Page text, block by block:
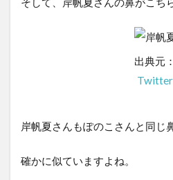
出典元：
Twitter
岸帆夏さんもぽのこさんと同じ
確かに似ていますよね。